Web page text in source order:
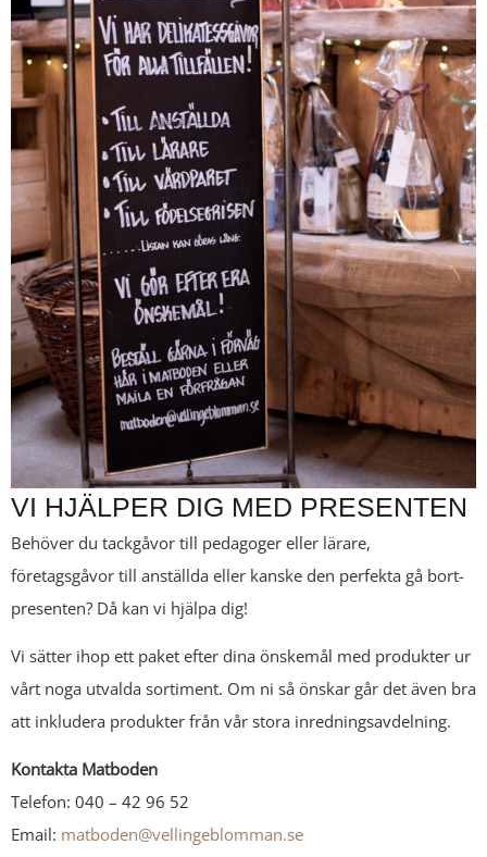
VI HJÄLPER DIG MED PRESENTEN
Behöver du tackgåvor till pedagoger eller lärare,
företagsgåvor till anställda eller kanske den perfekta gå bort-
presenten? Då kan vi hjälpa dig!
Vi sätter ihop ett paket efter dina önskemål med produkter ur
vårt noga utvalda sortiment. Om ni så önskar går det även bra
att inkludera produkter från vår stora inredningsavdelning.
Kontakta Matboden
Telefon: 040 – 42 96 52
Email: matboden@vellingeblomman.se